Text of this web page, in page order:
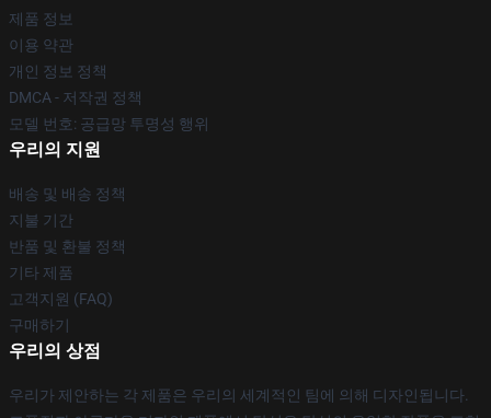
제품 정보
이용 약관
개인 정보 정책
DMCA - 저작권 정책
모델 번호: 공급망 투명성 행위
우리의 지원
배송 및 배송 정책
지불 기간
반품 및 환불 정책
기타 제품
고객지원 (FAQ)
구매하기
우리의 상점
우리가 제안하는 각 제품은 우리의 세계적인 팀에 의해 디자인됩니다.